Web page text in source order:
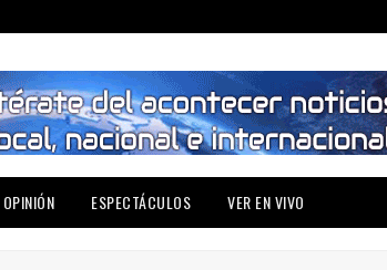
OPINIÓN ESPECTÁCULOS VER EN VIVO